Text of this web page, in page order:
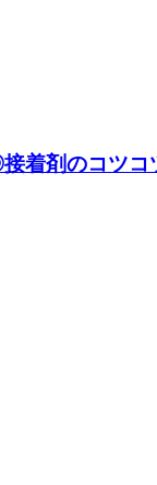
着剤のコツ